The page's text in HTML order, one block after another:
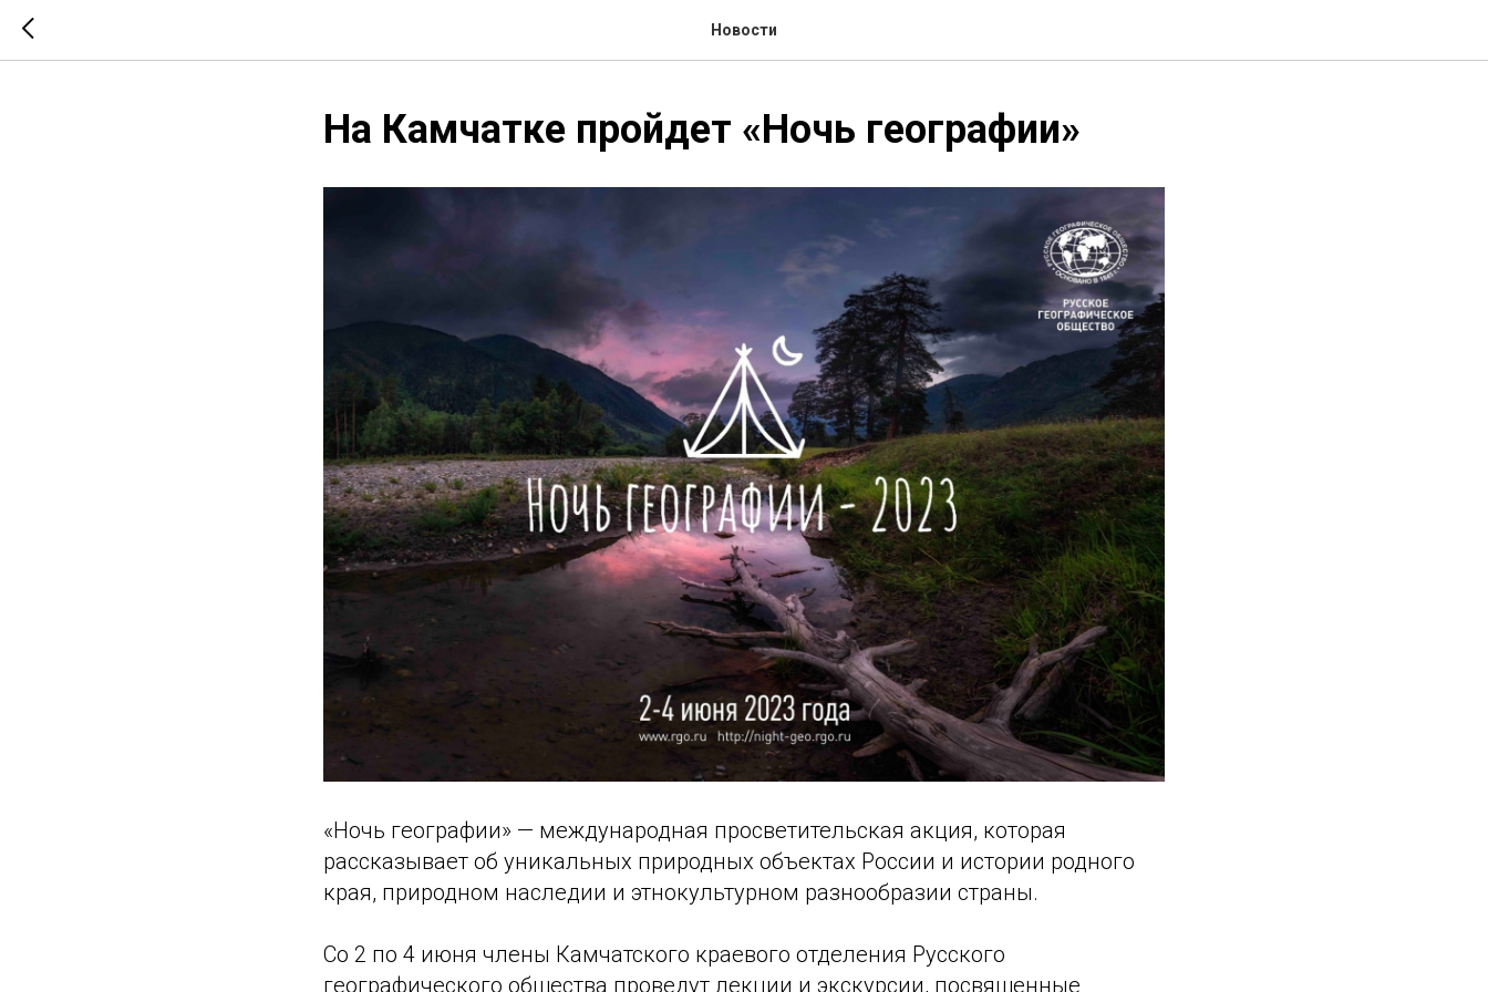
Новости
На Камчатке пройдет «Ночь географии»
«Ночь географии» — международная просветительская акция, которая
рассказывает об уникальных природных объектах России и истории родного
края, природном наследии и этнокультурном разнообразии страны.
Со 2 по 4 июня члены Камчатского краевого отделения Русского
географического общества проведут лекции и экскурсии, посвященные